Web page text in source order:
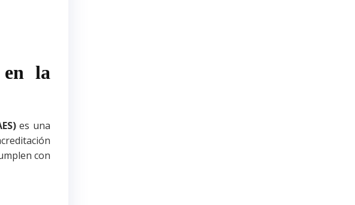
la
es una
con